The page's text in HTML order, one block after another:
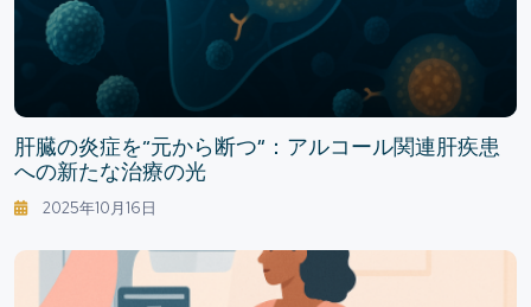
肝臓の炎症を“元から断つ”：アルコール関連肝疾患
への新たな治療の光
2025年10月16日